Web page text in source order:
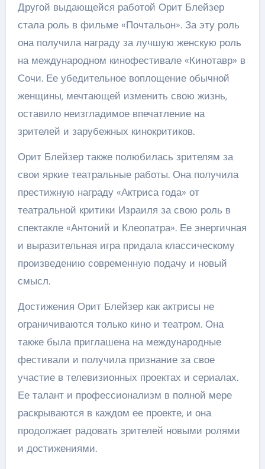
Другой выдающейся работой Орит Блейзер
стала роль в фильме «Почтальон». За эту роль
она получила награду за лучшую женскую роль
на международном кинофестивале «Кинотавр» в
Сочи. Ее убедительное воплощение обычной
женщины, мечтающей изменить свою жизнь,
оставило неизгладимое впечатление на
зрителей и зарубежных кинокритиков.
Орит Блейзер также полюбилась зрителям за
свои яркие театральные работы. Она получила
престижную награду «Актриса года» от
театральной критики Израиля за свою роль в
спектакле «Антоний и Клеопатра». Ее энергичная
и выразительная игра придала классическому
произведению современную подачу и новый
смысл.
Достижения Орит Блейзер как актрисы не
ограничиваются только кино и театром. Она
также была приглашена на международные
фестивали и получила признание за свое
участие в телевизионных проектах и сериалах.
Ее талант и профессионализм в полной мере
раскрываются в каждом ее проекте, и она
продолжает радовать зрителей новыми ролями
и достижениями.